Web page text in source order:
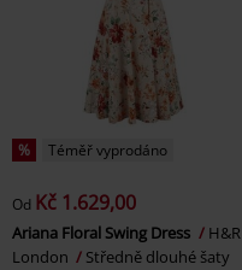
% Téměř vyprodáno
Od Kč 1.629,00
Ariana Floral Swing Dress
H&R
London
Středně dlouhé šaty